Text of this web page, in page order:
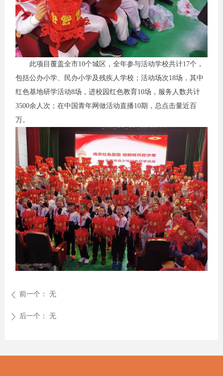
此项目覆盖全市10个城区，全年参与活动学校共计17个，
包括公办小学、民办小学及残疾人学校；活动场次18场，其中
红色基地研学活动8场，进校园红色教育10场，服务人数共计
3500余人次；在中国青年网做活动直播10期，总点击量近百
万。
ꄴ 前一个： 无
ꄲ 后一个： 无